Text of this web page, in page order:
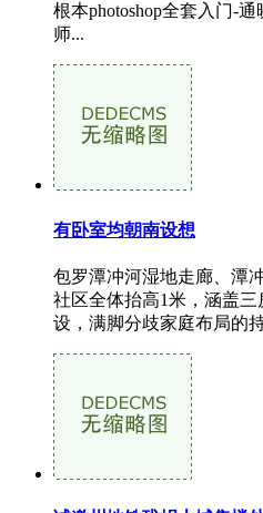
根本photoshop全套入门-
师...
有卧室均朝南设想
包罗潭冲河湿地走廊、潭
社区全体抬高1米，涵盖
设，满脚分歧家庭布局的